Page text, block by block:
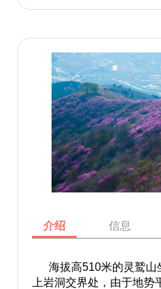
介绍 信息
海拔高510米的灵鹫山
上岩洞交界处，由于地